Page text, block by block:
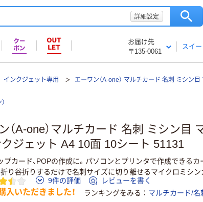
詳細設定
お届け先
〒135-0061
スイ
インクジェット専用 エーワン（A-one） マルチカード 名刺 ミシン
（A-one）マルチカード 名刺 ミシン目
ジェット A4 10面 10シート 51131
プカード、POPの作成に。パソコンとプリンタで作成できるカ
り谷折りするだけで名刺サイズに切り離せるマイクロミシン
9件の評価 レビューを書く
入いただきました！ ランキングをみる マルチカード/名